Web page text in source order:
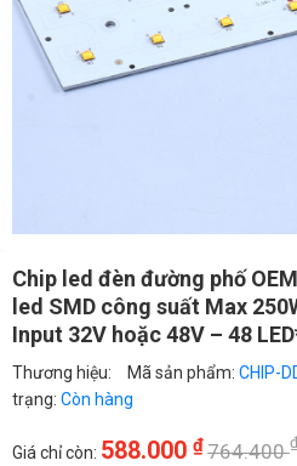
Chip led đèn đường phố
led SMD công suất Max
Input 32V hoặc 48V – 48
Thương hiệu: Mã sản phẩm: CHIP-
trạng: Còn hàng
Giá chỉ còn: 588.000 ₫764.400₫